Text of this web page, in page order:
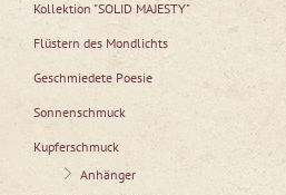
Kollektion "SOLID MAJESTY"
Flüstern des Mondlichts
Geschmiedete Poesie
Sonnenschmuck
Kupferschmuck
Anhänger